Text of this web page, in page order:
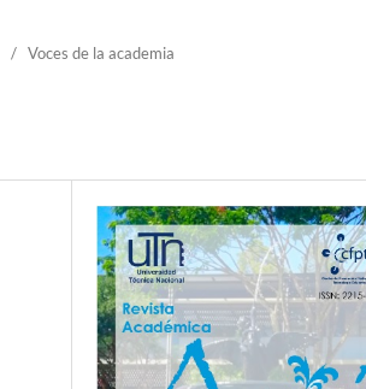
/ Voces de la academia